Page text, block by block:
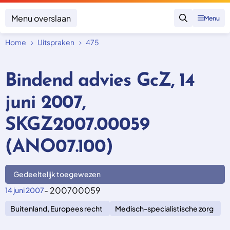
Menu overslaan
Zoeken
Menu
Onderwerpen
Zorgverzekering afsluiten
Zorgverzekering betalen
Vergoeding van zorg
Zorg in het buitenland
Nieuw in Nederland
Geen zorgverzekering
Focus en impact
Uitspraken
Trainingen
Over SKGZ
Nieuws
Vacatures
Home Uitspraken 475
Bindend advies GcZ, 14
juni 2007,
SKGZ2007.00059
(ANO07.100)
Gedeeltelijk toegewezen
14 juni 2007- 200700059
Buitenland, Europees recht Medisch-specialistische zorg